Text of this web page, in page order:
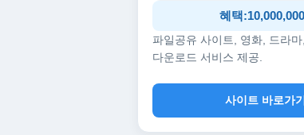
혜택
파일공유 사이트, 영화, 드라
다운로드 서비스 제공.
사이트 바로가기